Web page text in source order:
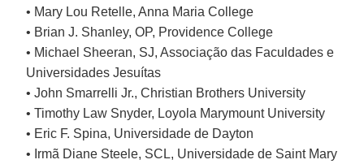
• Mary Lou Retelle, Anna Maria College
• Brian J. Shanley, OP, Providence College
• Michael Sheeran, SJ, Associação das Faculdades e
Universidades Jesuítas
• John Smarrelli Jr., Christian Brothers University
• Timothy Law Snyder, Loyola Marymount University
• Eric F. Spina, Universidade de Dayton
• Irmã Diane Steele, SCL, Universidade de Saint Mary